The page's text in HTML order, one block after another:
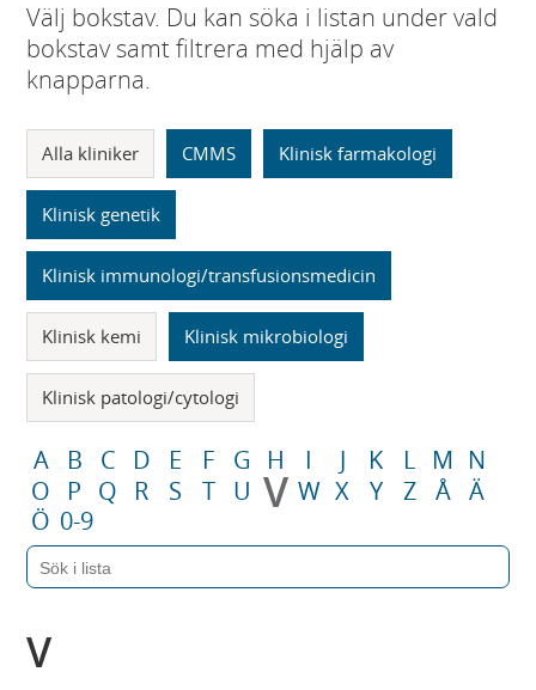
Välj bokstav. Du kan söka i listan under vald
bokstav samt filtrera med hjälp av
knapparna.
Alla kliniker CMMS Klinisk farmakologi
Klinisk genetik
Klinisk immunologi/transfusionsmedicin
Klinisk kemi Klinisk mikrobiologi
Klinisk patologi/cytologi
A B C D E F G H I J K L M N
O
P Q R S T U V W X Y Z Å Ä
Ö 0-9
V